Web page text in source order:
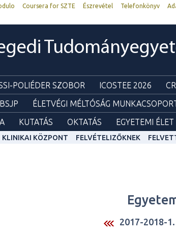
Coursera for SZTE Észrevétel Telefonkönyv
POLIÉDER SZOBOR ICOSTEE 2026
BSJP ÉLETVÉGI MÉLTÓSÁG
KUTATÁS OKTATÁS EGYETEMI ÉLET
KLINIKAI KÖZPONT FELVÉTELIZŐKNEK
2017-2018-